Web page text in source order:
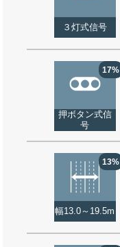
３灯式信号
17%
押ボタン式信
号
13%
幅13.0～19.5m